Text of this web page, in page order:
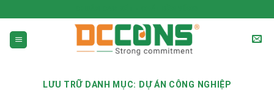
LƯU TRỮ DANH MỤC: DỰ ÁN CÔNG NGHIỆP